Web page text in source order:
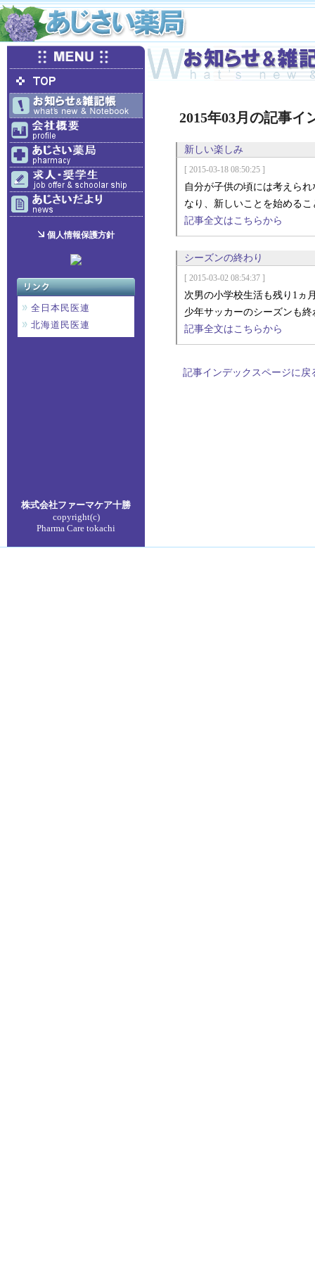
個人情報保護方針
全日本民医連
北海道民医連
2015年03月の記事イ
新しい楽しみ
[ 2015-03-18 08:50:25 ]
自分が子供の頃には考えら
なり、新しいことを始める
記事全文はこちらから
シーズンの終わり
[ 2015-03-02 08:54:37 ]
次男の小学校生活も残り1ヵ
少年サッカーのシーズンも
記事全文はこちらから
記事インデックスページに戻
株式会社ファーマケア十勝
copyright(c)
Pharma Care tokachi